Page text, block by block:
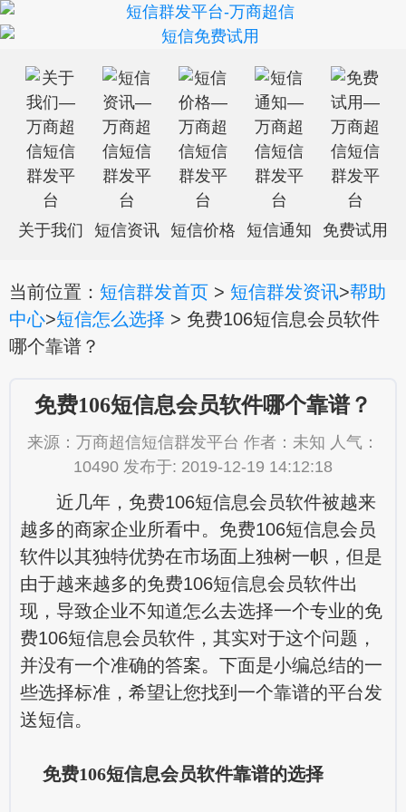
关于我们 短信资讯 短信价格 短信通知 免费试用
当前位置： 短信群发首页 > 短信群发资讯>帮助
中心>短信怎么选择 > 免费106短信息会员软件
哪个靠谱？
免费106短信息会员软件哪个靠谱？
来源：万商超信短信群发平台 作者：未知 人气：
10490 发布于: 2019-12-19 14:12:18
近几年，免费106短信息会员软件被越来
越多的商家企业所看中。免费106短信息会员
软件以其独特优势在市场面上独树一帜，但是
由于越来越多的免费106短信息会员软件出
现，导致企业不知道怎么去选择一个专业的免
费106短信息会员软件，其实对于这个问题，
并没有一个准确的答案。下面是小编总结的一
些选择标准，希望让您找到一个靠谱的平台发
送短信。
免费106短信息会员软件靠谱的选择